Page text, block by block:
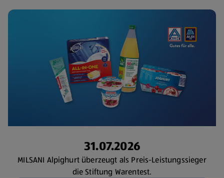
31.07.2026
MILSANI Alpighurt überzeugt als Preis-Leistungssieger
die Stiftung Warentest.